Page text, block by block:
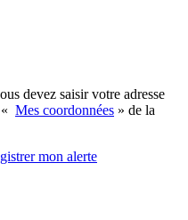
devez saisir votre adresse
Mes coordonnées » de la
mon alerte